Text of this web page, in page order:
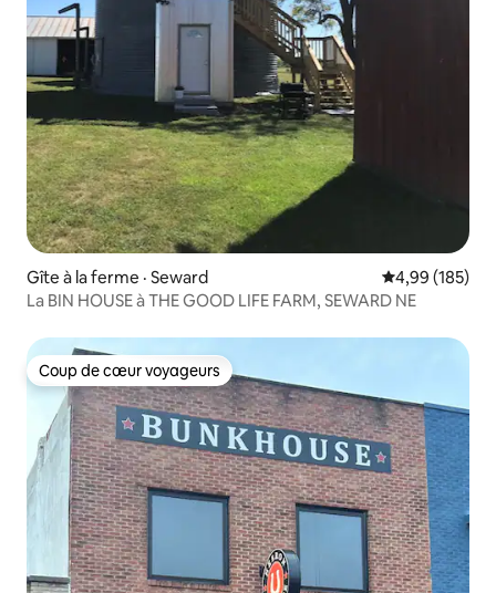
Gîte à la ferme · Seward Note
4,99 (185)
La BIN HOUSE à THE GOOD LIFE FARM, SEWARD NE
Coup de cœur voyageurs
Coup de cœur voyageurs